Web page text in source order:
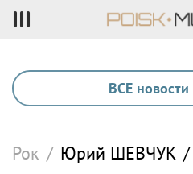
ВСЕ
Рок / Юрий ШЕВЧУК /